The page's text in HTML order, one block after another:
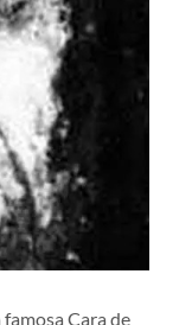
Cara de